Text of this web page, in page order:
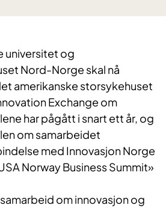
universitet og
Nord-Norge skal nå
amerikanske storsykehuset
Exchange om
har pågått i snart ett år, og
om samarbeidet
med Innovasjon Norge
Norway Business Summit»
om innovasjon og